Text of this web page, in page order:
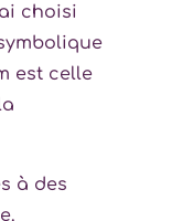
choisi
est celle
à des